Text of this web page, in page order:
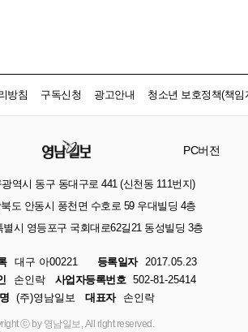
방침 구독신청 광고안내 청소년 보호정책(책임
PC버전
역시 동구 동대구로 441 (신천동 111번지)
도 안동시 풍천면 수호로 59 우대빌딩 4층
시 영등포구 국회대로62길21 동성빌딩 3층
대구 아00221 등록일자
2017.05.23
손인락 사업자등록번호 502-81-25414
(주)영남일보 대표자 손인락
ⓒ by 영남일보, All right reserved.